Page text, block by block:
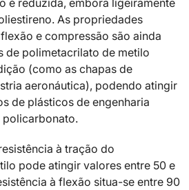
é reduzida, embora ligeiramente
As propriedades
e compressão são ainda
de polimetacrilato de metilo
(como as chapas de
aeronáutica), podendo atingir
de plásticos de engenharia
à tração do
pode atingir valores entre 50 e
à flexão situa-se entre 90